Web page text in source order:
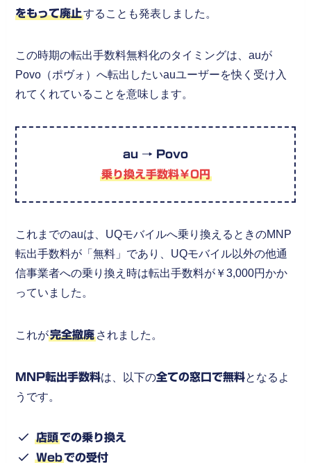
をもって廃止することも発表しました。
この時期の転出手数料無料化のタイミングは、auが
Povo（ポヴォ）へ転出したいauユーザーを快く受け入
れてくれていることを意味します。
au → Povo
乗り換え手数料￥0円
これまでのauは、UQモバイルへ乗り換えるときのMNP
転出手数料が「無料」であり、UQモバイル以外の他通
信事業者への乗り換え時は転出手数料が￥3,000円かか
っていました。
これが完全撤廃 されました。
MNP転出手数料は、以下の全ての窓口で無料となるよ
うです。
店頭での乗り換え
Webでの受付